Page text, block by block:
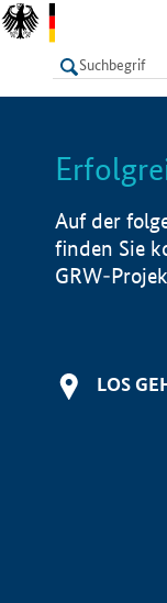
LISTE
Auf der
finden Sie
GRW-
LOS